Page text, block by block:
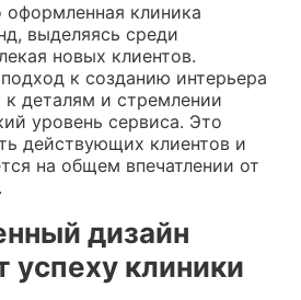
клиника
выделяясь среди
новых клиентов.
к созданию интерьера
деталям и стремлении
уровень сервиса. Это
действующих клиентов и
на общем впечатлении от
дизайн
успеху клиники